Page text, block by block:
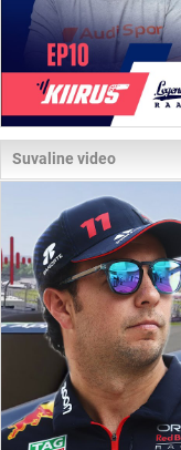
Suvaline video